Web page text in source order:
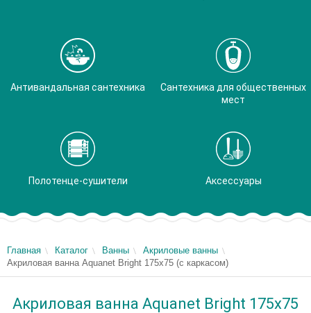
Антивандальная сантехника
Сантехника для общественных
мест
Полотенце-сушители Аксессуары
Главная Каталог Ванны
Акриловые ванны
Акриловая ванна Aquanet Bright 175x75 (с каркасом)
Акриловая ванна Aquanet Bright 175x75